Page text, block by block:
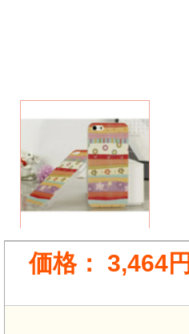
価格： 3,464円